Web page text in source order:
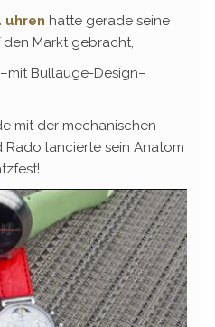
uhren hatte gerade seine
Markt gebracht,
Bullauge-Design–
der mechanischen
lancierte sein Anatom